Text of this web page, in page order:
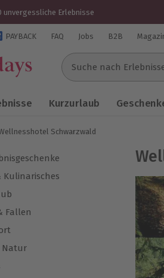
unvergessliche Erlebnisse
Bewertungen für mydays.de
PAYBACK FAQ Jobs B2B
Suche nach
Kurzurlaub
Schwarzwald
Kulinarisches
Fallen
Natur